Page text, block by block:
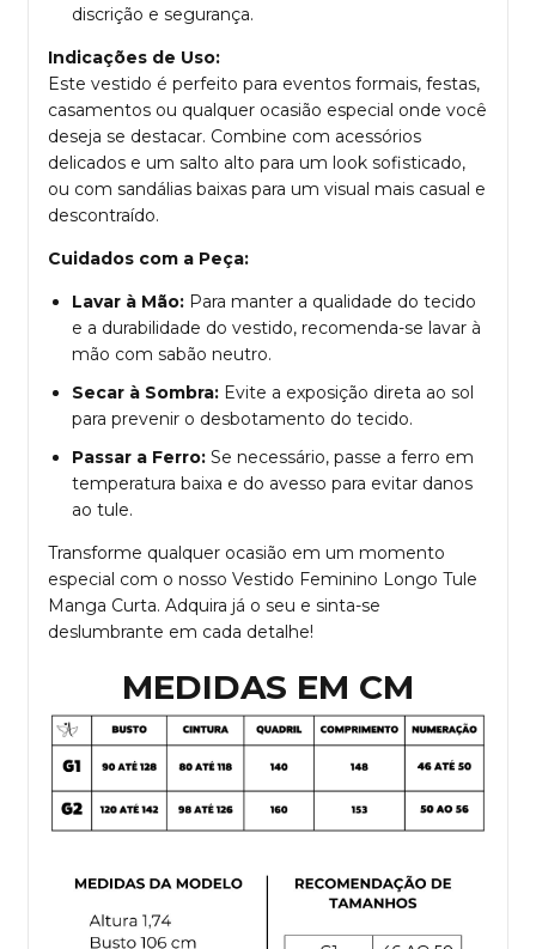
discrição e segurança.
Indicações de Uso:
Este vestido é perfeito para eventos formais, festas,
casamentos ou qualquer ocasião especial onde você
deseja se destacar. Combine com acessórios
delicados e um salto alto para um look sofisticado,
ou com sandálias baixas para um visual mais casual e
descontraído.
Cuidados com a Peça:
Lavar à Mão: Para manter a qualidade do tecido
e a durabilidade do vestido, recomenda-se lavar à
mão com sabão neutro.
Secar à Sombra: Evite a exposição direta ao sol
para prevenir o desbotamento do tecido.
Passar a Ferro: Se necessário, passe a ferro em
temperatura baixa e do avesso para evitar danos
ao tule.
Transforme qualquer ocasião em um momento
especial com o nosso Vestido Feminino Longo Tule
Manga Curta. Adquira já o seu e sinta-se
deslumbrante em cada detalhe!
MEDIDAS EM CM